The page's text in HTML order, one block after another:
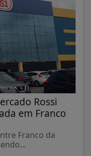
Rossi
em Franco
Franco da